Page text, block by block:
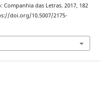
das Letras. 2017, 182
doi.org/10.5007/2175-